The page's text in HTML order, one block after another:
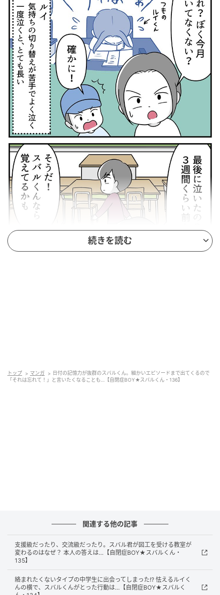
続きを読む
トップ マンガ
日付の記憶力が抜群のスバルくん。細かいエピソードまで出てくるので
「それは忘れて！」と言いたくなることも…【自閉症BOY★スバルくん・136】
関連する他の記事
支援級だったり、交流級だったり。スバル君が図工を受ける教室が
変わるのはなぜ？ 本人の答えは…【自閉症BOY★スバルくん・
135】
絡まれたくないタイプの中学生に出会ってしまった!? 怯えるルイく
んの横で、スバルくんがとった行動は…【自閉症BOY★スバルく